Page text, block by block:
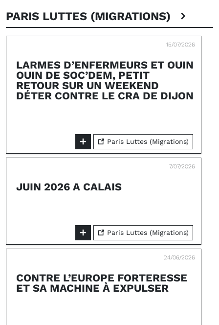
PARIS LUTTES (MIGRATIONS)
15/07/2026
LARMES D’ENFERMEURS ET OUIN
OUIN DE SOC’DEM, PETIT
RETOUR SUR UN WEEKEND
DÉTER CONTRE LE CRA DE DIJON
Paris Luttes (Migrations)
7/07/2026
JUIN 2026 A CALAIS
Paris Luttes (Migrations)
24/06/2026
CONTRE L’EUROPE FORTERESSE
ET SA MACHINE À EXPULSER